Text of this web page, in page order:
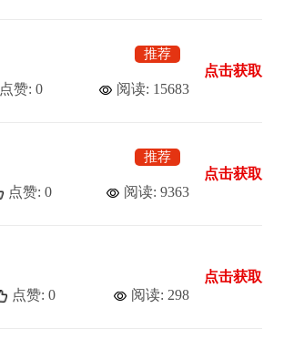
推荐
点赞: 0 阅读: 15683
点击获取
推荐
点赞: 0 阅读: 9363
点击获取
点赞: 0 阅读: 298
点击获取